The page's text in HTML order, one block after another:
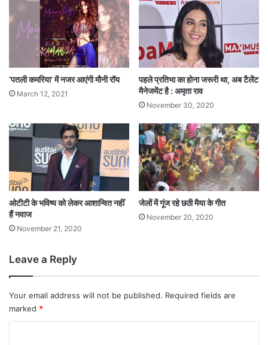
छठ के गीत कर्णप्रिय लगते हैं।
Tags Chhath Entertainment News
‘पतली कमरिया’ में नजर आएंगी मौनी रॉय
March 12, 2021
पहले प्रतिभा का होना जरूरी था, अब टैलेंट
मैनेजमेंट है : अमृता राव
November 30, 2020
ओटीटी के भविष्य को लेकर आशान्वित नहीं
हैं नवाज
November 21, 2020
जेलों में गूंज रहे छठी मैया के गीत
November 20, 2020
Leave a Reply
Your email address will not be published. Required fields are
marked *